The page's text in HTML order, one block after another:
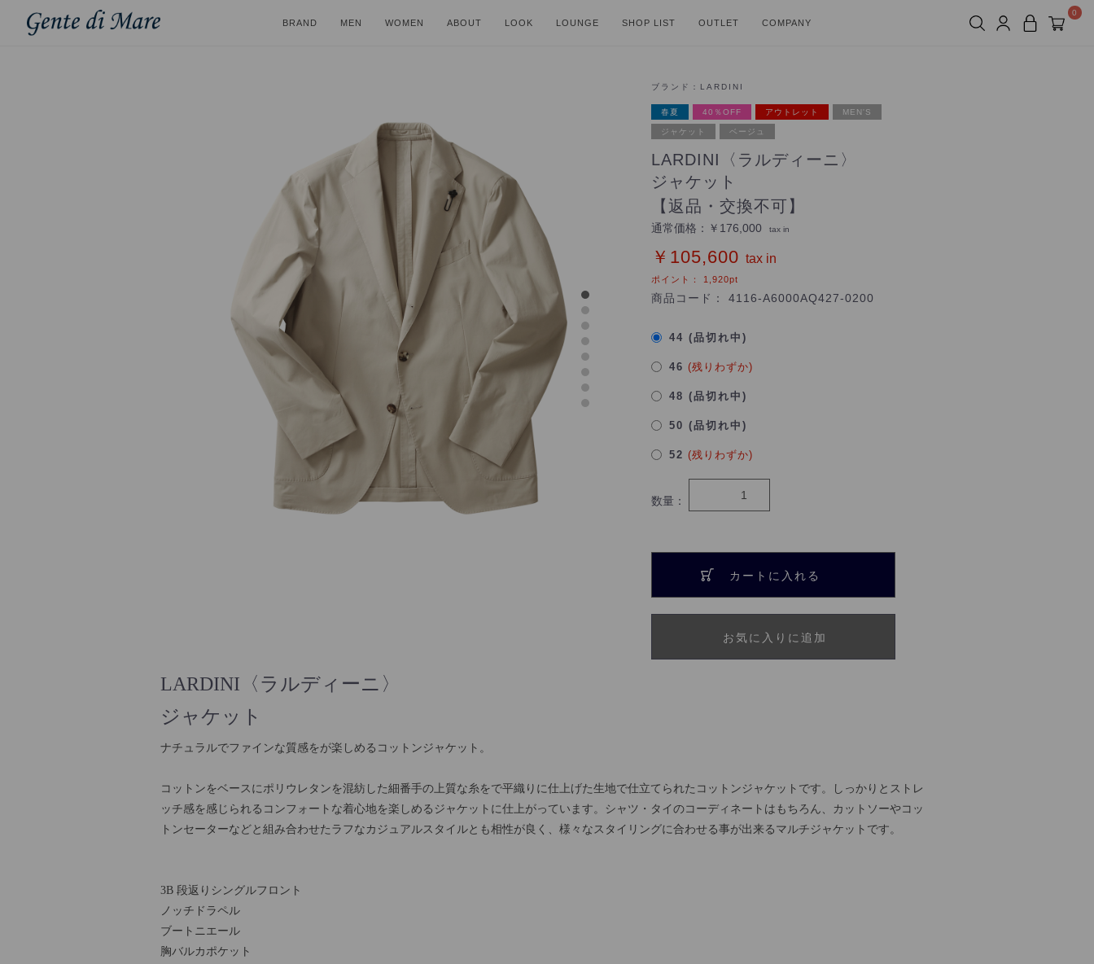
BRAND MEN WOMEN ABOUT LOOK LOUNGE SHOP LIST OUTLET COMPANY
0
ブランド： LARDINI
春夏 40％OFF アウトレット MEN'S
ジャケット ベージュ
LARDINI〈ラルディーニ〉
ジャケット
【返品・交換不可】
通常価格： ￥176,000 tax in
￥105,600 tax in
ポイント： 1,920pt
商品コード： 4116-A6000AQ427-0200
44 (品切れ中)
46 (残りわずか)
48 (品切れ中)
50 (品切れ中)
52 (残りわずか)
数量：
カートに入れる
お気に入りに追加
LARDINI〈ラルディーニ〉
ジャケット
ナチュラルでファインな質感をが楽しめるコットンジャケット。
コットンをベースにポリウレタンを混紡した細番手の上質な糸をで平織りに仕上げた生地で仕立てられたコットンジャケットです。しっかりとストレ
ッチ感を感じられるコンフォートな着心地を楽しめるジャケットに仕上がっています。シャツ・タイのコーディネートはもちろん、カットソーやコッ
トンセーターなどと組み合わせたラフなカジュアルスタイルとも相性が良く、様々なスタイリングに合わせる事が出来るマルチジャケットです。
3B 段返りシングルフロント
ノッチドラペル
ブートニエール
胸バルカポケット